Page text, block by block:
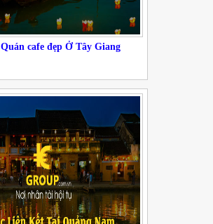
Quán cafe đẹp Ở Tây Giang